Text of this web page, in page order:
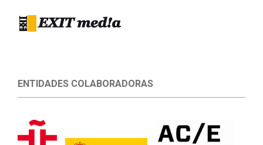
ENTIDADES COLABORADORAS